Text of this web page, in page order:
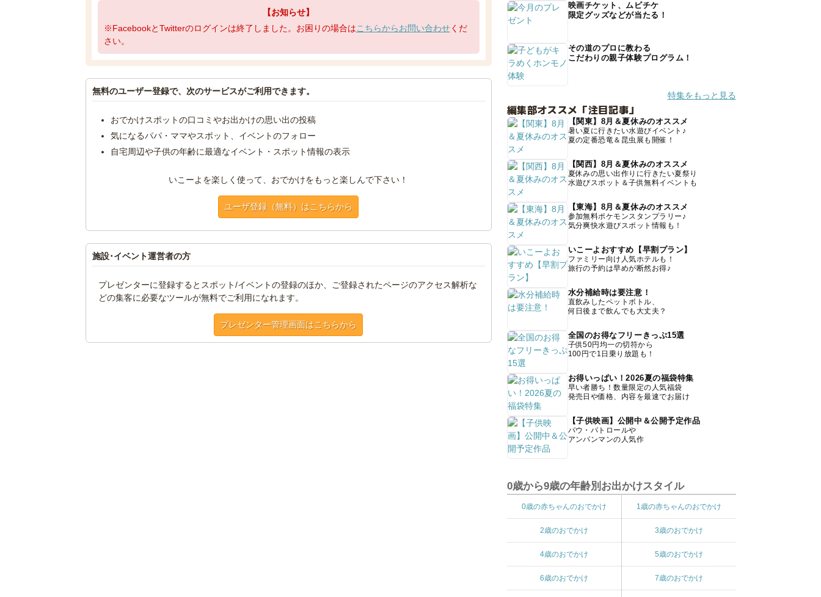
【お知らせ】
※FacebookとTwitterのログインは終了しました。お困りの場合はこちらからお問い合わせくだ
さい。
無料のユーザー登録で、次のサービスがご利用できます。
おでかけスポットの口コミやお出かけの思い出の投稿
気になるパパ・ママやスポット、イベントのフォロー
自宅周辺や子供の年齢に最適なイベント・スポット情報の表示
いこーよを楽しく使って、おでかけをもっと楽しんで下さい！
ユーザ登録（無料）はこちらから
施設･イベント運営者の方
プレゼンターに登録するとスポット/イベントの登録のほか、ご登録されたページのアクセス解析な
どの集客に必要なツールが無料でご利用になれます。
プレゼンター管理画面はこちらから
映画チケット、ムビチケ
限定グッズなどが当たる！
その道のプロに教わる
こだわりの親子体験プログラム！
特集をもっと見る
編集部オススメ「注目記事」
【関東】8月＆夏休みのオススメ
暑い夏に行きたい水遊びイベント♪
夏の定番恐竜＆昆虫展も開催！
【関西】8月＆夏休みのオススメ
夏休みの思い出作りに行きたい夏祭り
水遊びスポット＆子供無料イベントも
【東海】8月＆夏休みのオススメ
参加無料ポケモンスタンプラリー♪
気分爽快水遊びスポット情報も！
いこーよおすすめ【早割プラン】
ファミリー向け人気ホテルも！
旅行の予約は早めが断然お得♪
水分補給時は要注意！
直飲みしたペットボトル、
何日後まで飲んでも大丈夫？
全国のお得なフリーきっぷ15選
子供50円均一の切符から
100円で1日乗り放題も！
お得いっぱい！2026夏の福袋特集
早い者勝ち！数量限定の人気福袋
発売日や価格、内容を最速でお届け
【子供映画】公開中＆公開予定作品
パウ・パトロールや
アンパンマンの人気作
0歳から9歳の年齢別お出かけスタイル
0歳の赤ちゃんのおでかけ 1歳の赤ちゃんのおでかけ
2歳のおでかけ 3歳のおでかけ
4歳のおでかけ 5歳のおでかけ
6歳のおでかけ 7歳のおでかけ